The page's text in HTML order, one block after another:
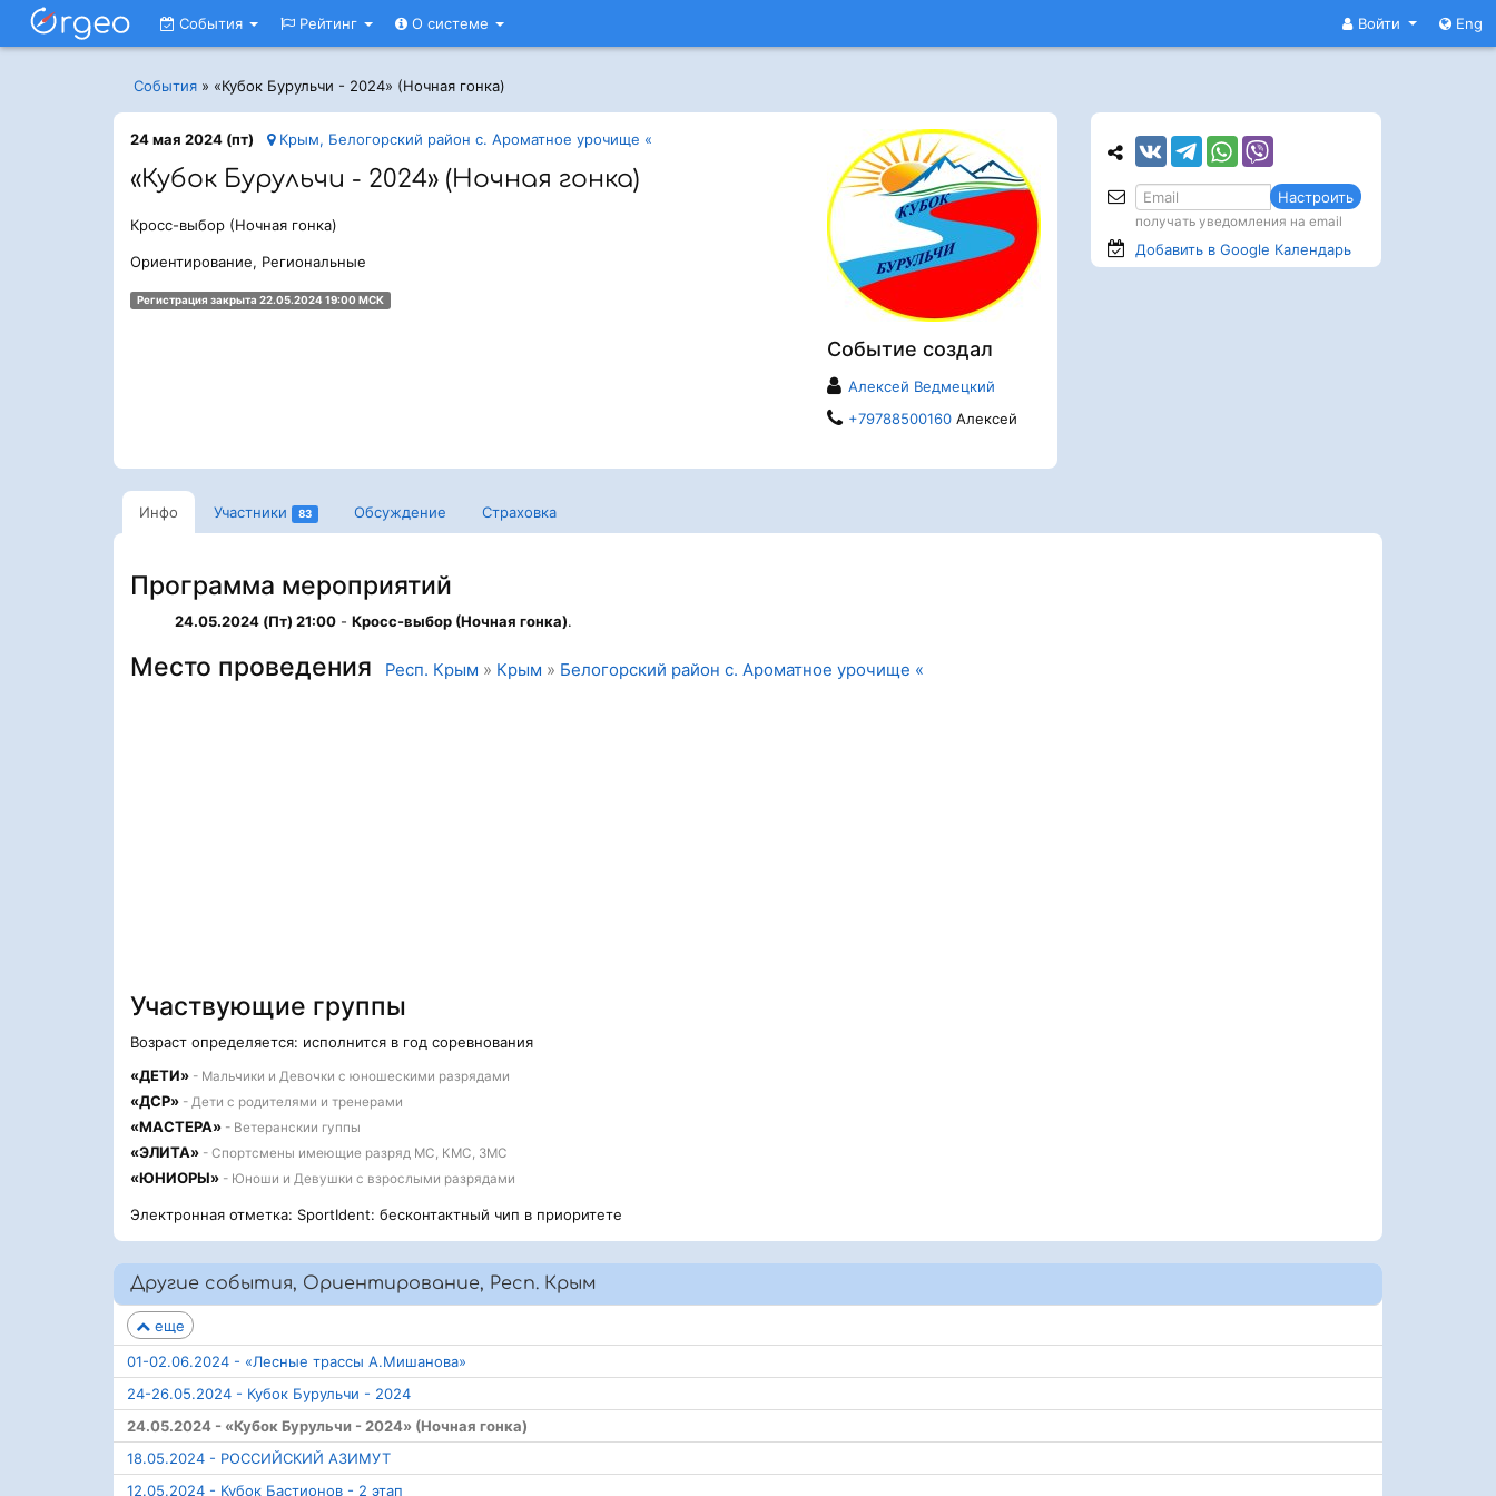
Войти Eng
События Рейтинг О системе
События » «Кубок Бурульчи - 2024» (Ночная гонка)
Событие создал
Алексей Ведмецкий
+79788500160Алексей
24 мая 2024 (пт) Крым, Белогорский район с. Ароматное урочище «
«Кубок Бурульчи - 2024» (Ночная гонка)
Кросс-выбор (Ночная гонка)
Ориентирование, Региональные
Регистрация закрыта 22.05.2024 19:00 МСК
Инфо Участники 83 Обсуждение Страховка
Программа мероприятий
24.05.2024 (Пт) 21:00 - Кросс-выбор (Ночная гонка).
Место проведения Респ. Крым » Крым » Белогорский район с. Ароматное урочище «
Участвующие группы
Возраст определяется: исполнится в год соревнования
«ДЕТИ» - Мальчики и Девочки с юношескими разрядами
«ДСР» - Дети с родителями и тренерами
«МАСТЕРА» - Ветеранскии гуппы
«ЭЛИТА» - Спортсмены имеющие разряд МС, КМС, ЗМС
«ЮНИОРЫ» - Юноши и Девушки с взрослыми разрядами
Электронная отметка: SportIdent: бесконтактный чип в приоритете
Другие события, Ориентирование, Респ. Крым
еще
01-02.06.2024 - «Лесные трассы А.Мишанова»
24-26.05.2024 - Кубок Бурульчи - 2024
24.05.2024 - «Кубок Бурульчи - 2024» (Ночная гонка)
18.05.2024 - РОССИЙСКИЙ АЗИМУТ
12.05.2024 - Кубок Бастионов - 2 этап
Настроить
получать уведомления на email
Добавить в Google Календарь